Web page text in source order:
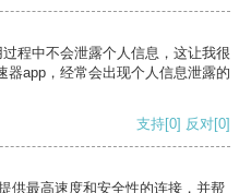
程中不会泄露个人信息，这让我很
器app，经常会出现个人信息泄露的
支持[0] 反对[0]
供最高速度和安全性的连接，并帮